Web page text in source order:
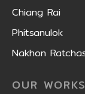
Chiang Rai
Phitsanulok
Nakhon
OUR WORKS